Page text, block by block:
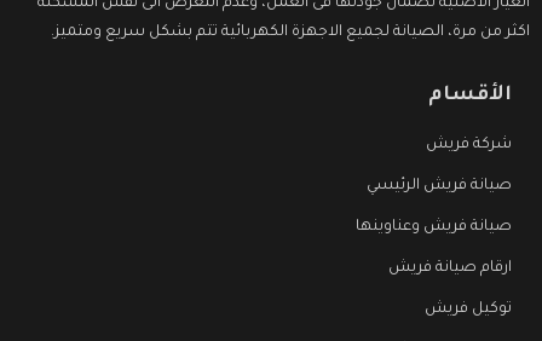
الغيار الاصلية لضمان جودتها فى العمل، وعدم التعرض الى نفس المشكلة
اكثر من مرة، الصيانة لجميع الاجهزة الكهربائية تتم بشكل سريع ومتميز.
الأقسام
شركة فريش
صيانة فريش الرئيسي
صيانة فريش وعناوينها
ارقام صيانة فريش
توكيل فريش